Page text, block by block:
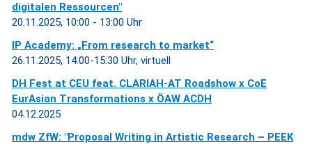
digitalen Ressourcen"
20.11.2025, 10:00 - 13:00 Uhr
IP Academy: „From research to market“
26.11.2025, 14:00-15:30 Uhr, virtuell
DH Fest at CEU feat. CLARIAH-AT Roadshow x CoE
EurAsian Transformations x ÖAW ACDH
04.12.2025
mdw ZfW: "Proposal Writing in Artistic Research – PEEK